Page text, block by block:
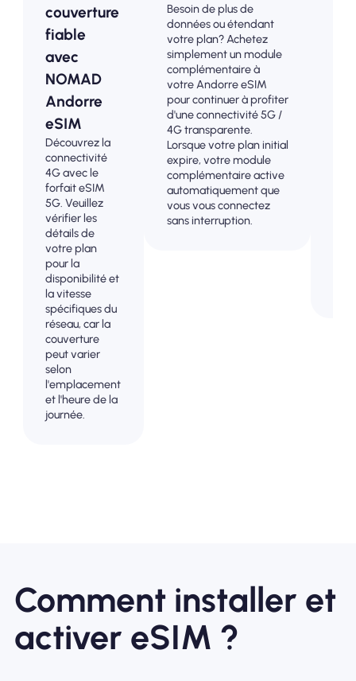
couverture
fiable
avec
NOMAD
Andorre
eSIM
Découvrez la
connectivité
4G avec le
forfait eSIM
5G. Veuillez
vérifier les
détails de
votre plan
pour la
disponibilité et
la vitesse
spécifiques du
réseau, car la
couverture
peut varier
selon
l'emplacement
et l'heure de la
journée.
Besoin de plus de
données ou étendant
votre plan? Achetez
simplement un module
complémentaire à
votre Andorre eSIM
pour continuer à profiter
d'une connectivité 5G /
4G transparente.
Lorsque votre plan initial
expire, votre module
complémentaire active
automatiquement que
vous vous connectez
sans interruption.
Comment installer et
activer eSIM ?